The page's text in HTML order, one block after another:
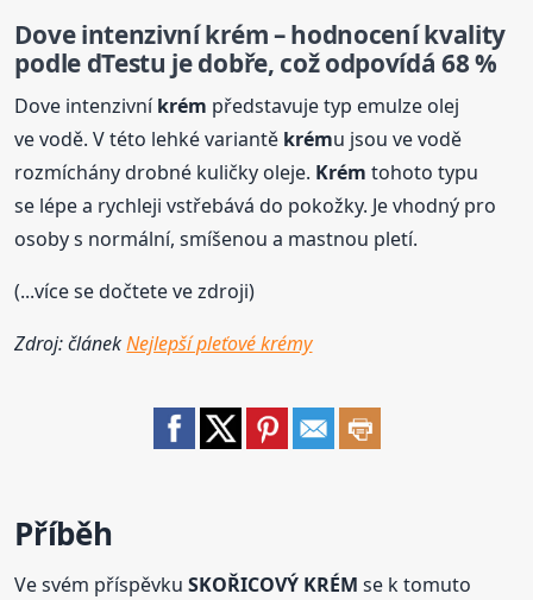
Dove intenzivníkrém– hodnocení kvality
podle dTestu je dobře, což odpovídá 68 %
Dove intenzivníkrém představuje typ emulze olej
ve vodě. V této lehké variantě krému jsou ve vodě
rozmíchány drobné kuličky oleje. Krém tohoto typu
se lépe a rychleji vstřebává do pokožky. Je vhodný pro
osoby s normální, smíšenou a mastnou pletí.
(...více se dočtete ve zdroji)
Zdroj: článekNejlepší pleťové krémy
Příběh
Ve svém příspěvkuSKOŘICOVÝ KRÉM se k tomuto